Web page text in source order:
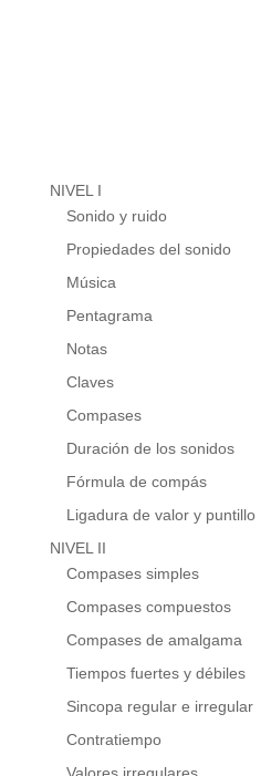
NIVEL I
Sonido y ruido
Propiedades del sonido
Música
Pentagrama
Notas
Claves
Compases
Duración de los sonidos
Fórmula de compás
Ligadura de valor y puntillo
NIVEL II
Compases simples
Compases compuestos
Compases de amalgama
Tiempos fuertes y débiles
Sincopa regular e irregular
Contratiempo